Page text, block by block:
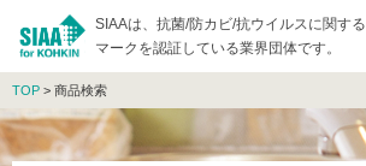
SIAAは、抗菌/防カビ/抗ウイルスに関する
マークを認証している業界団体です。
TOP > 商品検索